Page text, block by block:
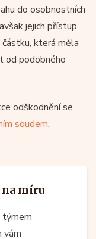
do osobnostních
jejich přístup
která měla
od podobného
odškodnění se
soudem.
míru
týmem
vám